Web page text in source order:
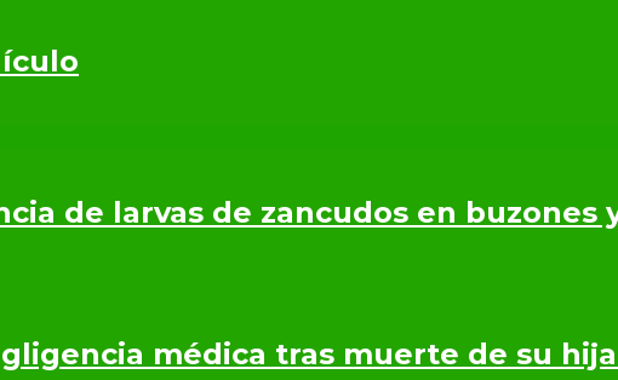
de larvas de zancudos en buzones
médica tras muerte de su